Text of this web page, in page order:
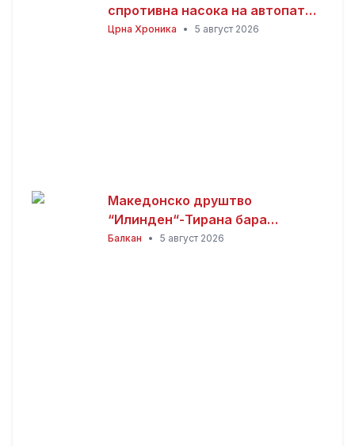
спротивна насока на автопатот
Скопје – Велес
Црна Хроника • 5 август 2026
Македонско друштво
“Илинден“-Тирана бара
официјалната веб-страница на
Балкан • 5 август 2026